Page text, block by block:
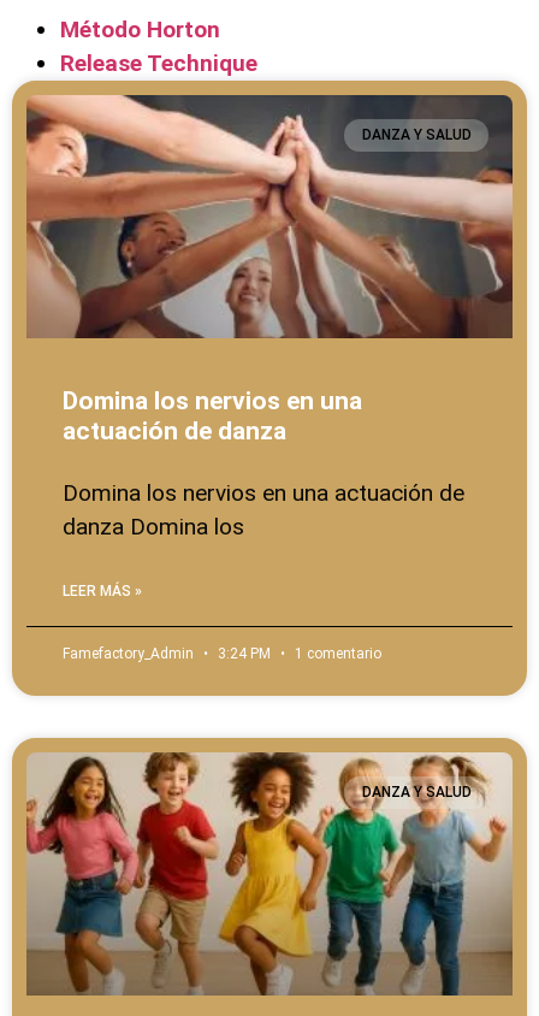
Método Horton
Release Technique
DANZA Y SALUD
Domina los nervios en una
actuación de danza
Domina los nervios en una actuación de
danza Domina los
LEER MÁS »
Famefactory_Admin 3:24 PM 1 comentario
DANZA Y SALUD